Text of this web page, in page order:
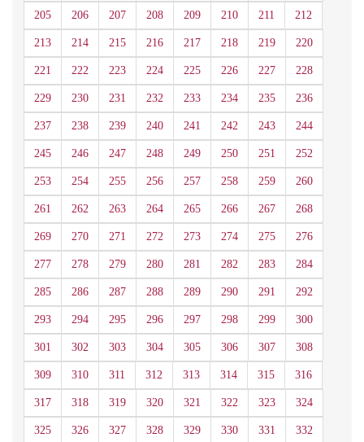
205 206 207 208 209 210 211 212
213 214 215 216 217 218 219 220
221 222 223 224 225 226 227 228
229 230 231 232 233 234 235 236
237 238 239 240 241 242 243 244
245 246 247 248 249 250 251 252
253 254 255 256 257 258 259 260
261 262 263 264 265 266 267 268
269 270 271 272 273 274 275 276
277 278 279 280 281 282 283 284
285 286 287 288 289 290 291 292
293 294 295 296 297 298 299 300
301 302 303 304 305 306 307 308
309 310 311 312 313 314 315 316
317 318 319 320 321 322 323 324
325 326 327 328 329 330 331 332